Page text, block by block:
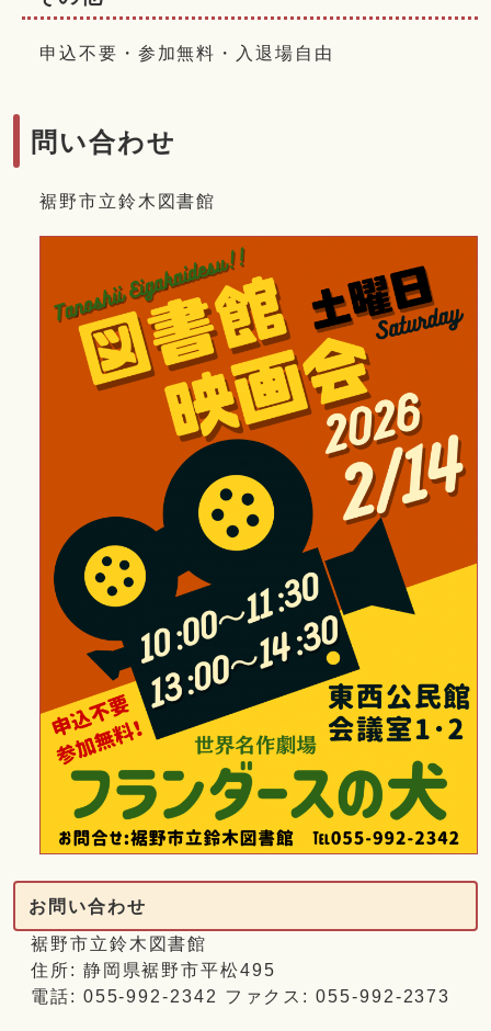
申込不要・参加無料・入退場自由
問い合わせ
裾野市立鈴木図書館
お問い合わせ
裾野市立鈴木図書館
住所: 静岡県裾野市平松495
電話: 055-992-2342 ファクス: 055-992-2373